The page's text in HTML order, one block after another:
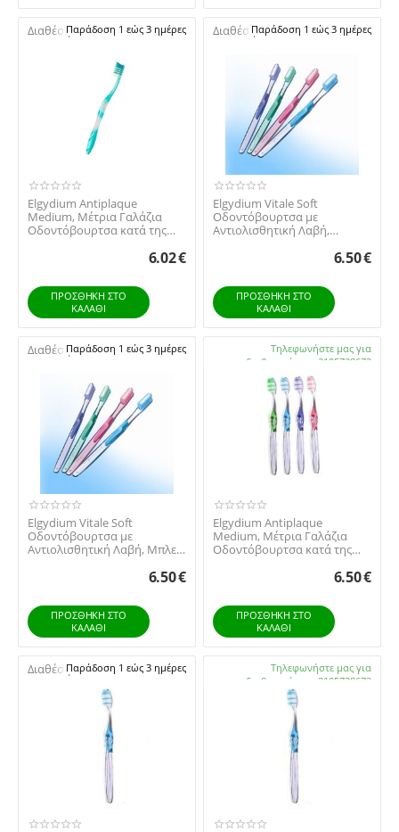
Διαθέσιμο:Παράδοση 1 εώς 3 ημέρες
Elgydium Antiplaque
Medium, Μέτρια Γαλάζια
Οδοντόβουρτσα κατά της
6.02€
ΠΡΟΣΘΉΚΗ ΣΤΟ
ΚΑΛΆΘΙ
Διαθέσιμο:Παράδοση 1 εώς 3 ημέρες
Elgydium Vitale Soft
Οδοντόβουρτσα με
Αντιολισθητική Λαβή,
6.50€
ΠΡΟΣΘΉΚΗ ΣΤΟ
ΚΑΛΆΘΙ
Διαθέσιμο:Παράδοση 1 εώς 3 ημέρες
Elgydium Vitale Soft
Οδοντόβουρτσα με
Αντιολισθητική Λαβή, Μπλε -
6.50€
ΠΡΟΣΘΉΚΗ ΣΤΟ
ΚΑΛΆΘΙ
Τηλεφωνήστε μας για
διαθεσιμότητα 2105738672
Elgydium Antiplaque
Medium, Μέτρια Γαλάζια
Οδοντόβουρτσα κατά της
6.50€
ΠΡΟΣΘΉΚΗ ΣΤΟ
ΚΑΛΆΘΙ
Διαθέσιμο:Παράδοση 1 εώς 3 ημέρες
Τηλεφωνήστε μας για
διαθεσιμότητα 2105738672